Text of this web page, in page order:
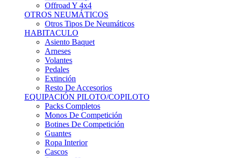
OTROS NEUMÁTICOS
Otros Tipos De Neumáticos
HABITACULO
Asiento Baquet
Arneses
Volantes
Pedales
Extinción
Resto De Accesorios
EQUIPACIÓN PILOTO/COPILOTO
Packs Completos
Monos De Competición
Botines De Competición
Guantes
Ropa Interior
Cascos
Sistemas Hans